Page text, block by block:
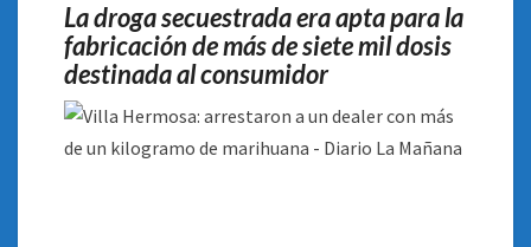
MARIHUANA
La droga secuestrada era apta para la
fabricación de más de siete mil dosis
destinada al consumidor